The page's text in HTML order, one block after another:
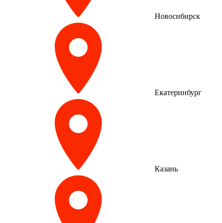
Новосибирск
Екатеринбург
Казань